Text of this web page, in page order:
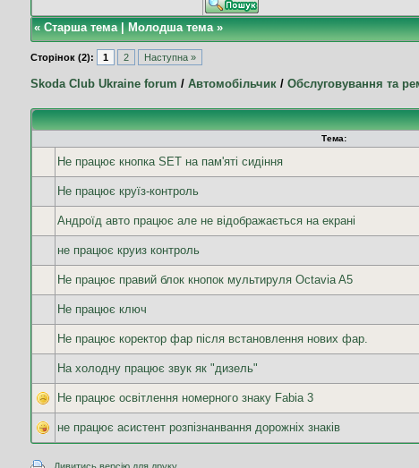
«Старша тема|Молодша тема»
Сторінок (2): 1 2 Наступна »
Skoda Club Ukraine forum / Автомобільчик/ Обслуговування та
Тема:
Не працює кнопка SET на пам'яті сидіння
Не працює круїз-контроль
Андроїд авто працює але не відображається на екрані
не працює круиз контроль
Не працює правий блок кнопок мультируля Octavia A5
Не працює ключ
Не працює коректор фар після встановлення нових фар.
На холодну працює звук як "дизель"
Не працює освітлення номерного знаку Fabia 3
не працює асистент розпізнанвання дорожніх знаків